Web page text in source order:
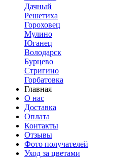
Дачный
Решетиха
Гороховец
Мулино
Юганец
Володарск
Бурцево
Стригино
Горбатовка
Главная
О нас
Доставка
Оплата
Контакты
Отзывы
Фото получателей
Уход за цветами